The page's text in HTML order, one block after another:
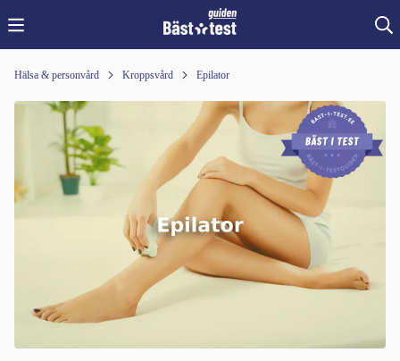
Hälsa & personvård Kroppsvård Epilator